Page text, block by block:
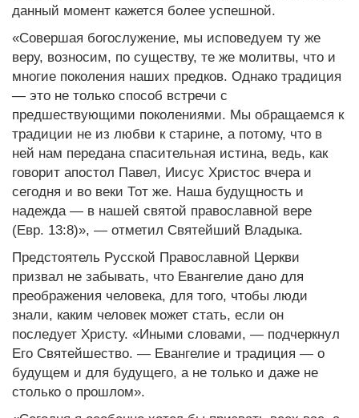
данный момент кажется более успешной.
«Совершая богослужение, мы исповедуем ту же
веру, возносим, по существу, те же молитвы, что и
многие поколения наших предков. Однако традиция
— это не только способ встречи с
предшествующими поколениями. Мы обращаемся к
традиции не из любви к старине, а потому, что в
ней нам передана спасительная истина, ведь, как
говорит апостол Павел, Иисус Христос вчера и
сегодня и во веки Тот же. Наша будущность и
надежда — в нашей святой православной вере
(Евр. 13:8)», — отметил Святейший Владыка.
Предстоятель Русской Православной Церкви
призвал не забывать, что Евангелие дано для
преображения человека, для того, чтобы люди
знали, каким человек может стать, если он
последует Христу. «Иными словами, — подчеркнул
Его Святейшество. — Евангелие и традиция — о
будущем и для будущего, а не только и даже не
столько о прошлом».